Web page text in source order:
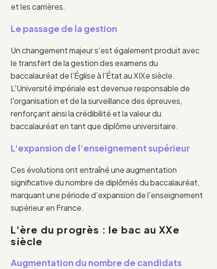
et les carrières.
Le passage de la gestion
Un changement majeur s'est également produit avec
le transfert de la gestion des examens du
baccalauréat de l'Église à l'État au XIXe siècle.
L'Université impériale est devenue responsable de
l'organisation et de la surveillance des épreuves,
renforçant ainsi la crédibilité et la valeur du
baccalauréat en tant que diplôme universitaire.
L'expansion de l'enseignement supérieur
Ces évolutions ont entraîné une augmentation
significative du nombre de diplômés du baccalauréat,
marquant une période d'expansion de l'enseignement
supérieur en France.
L'ère du progrès : le bac au XXe
siècle
Augmentation du nombre de candidats